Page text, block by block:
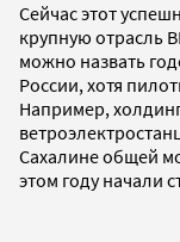
Сейчас этот
крупную отрасль
можно назвать
России, хотя
Например,
Сахалине общей
этом году начали